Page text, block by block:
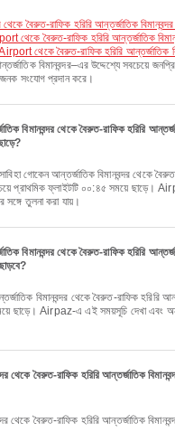
থেকে বৈরুত-রাফিক হরিরি আন্তর্জাতিক
বৈরুত-রাফিক হরিরি আন্তর্জাতিক
বৈরুত-রাফিক হরিরি আন্তর্জাতিক
বিমানবন্দর–এর উদ্দেশ্যে সবচেয়ে
সংযোগ প্রদান করে।
বিমানবন্দর থেকে বৈরুত-রাফিক হরিরি
প্রাথমিক ফ্লাইটটি ০০:৪৫ সময়ে ছাড়ে।
তুলনা করা যায়।
বিমানবন্দর থেকে বৈরুত-রাফিক হরিরি
ছাড়ে। Airpaz-এ এই সময়সূচি দেখা এবং
থেকে বৈরুত-রাফিক হরিরি আন্তর্জাতিক